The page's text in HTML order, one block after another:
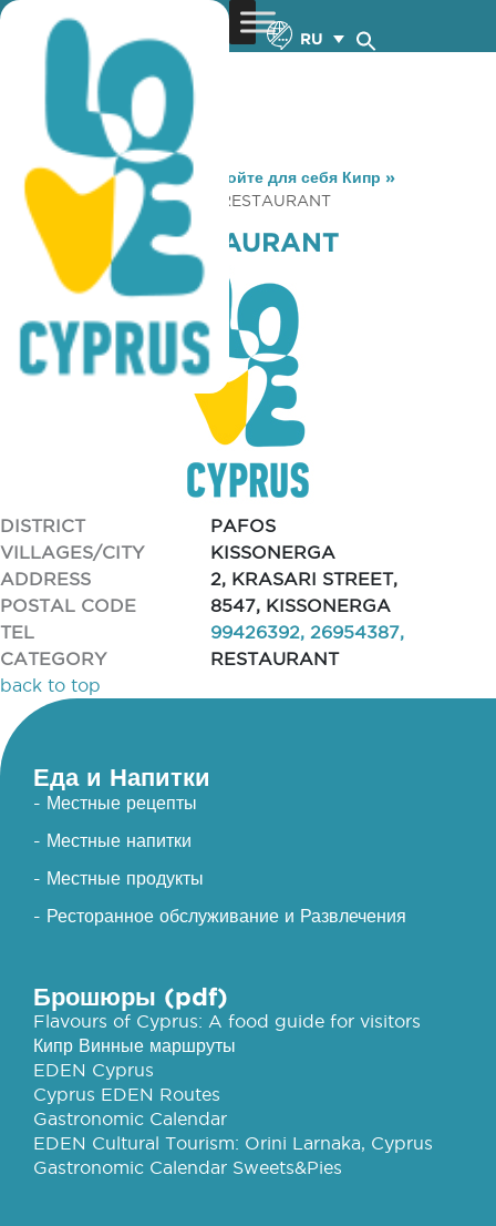
RU
You are here: Home »Откройте для себя Кипр »
Gastronomy
» HARMONY RESTAURANT
HARMONY RESTAURANT
DISTRICT
PAFOS
VILLAGES/CITY
KISSONERGA
ADDRESS
2, KRASARI STREET,
POSTAL CODE
8547, KISSONERGA
TEL
99426392, 26954387,
CATEGORY
RESTAURANT
back to top
Еда и Напитки
- Местные рецепты
- Местные напитки
- Местные продукты
- Ресторанное обслуживание и Развлечения
Брошюры (pdf)
Flavours of Cyprus: A food guide for visitors
Кипр Винные маршруты
EDEN Cyprus
Cyprus EDEN Routes
Gastronomic Calendar
EDEN Cultural Tourism: Orini Larnaka, Cyprus
Gastronomic Calendar Sweets&Pies